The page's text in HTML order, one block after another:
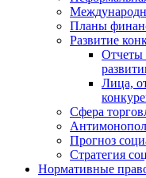
Планы
Развитие
Отчеты
Лица,
Сфера
Прогноз
Стратегия
Нормативные